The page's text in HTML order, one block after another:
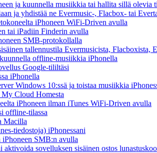
ja kuunnella musiikkia tai hallita sillä olevia
ja yhdistää ne Evermusic-, Flacbox- tai
iPhoneen WiFi-Driven avulla
tai iPadiin Finderin avulla
SMB-protokollalla
tallennustila Evermusicista, Flacboxista,
offline-musiikkia iPhonella
Google-tililtäsi
iPhonella
Windows 10:ssä ja toistaa musiikkia
Cloud Homesta
iPhoneen ilman iTunes WiFi-Driven avulla
offline-tilassa
Macilla
tiedostoja) iPhonessani
iPhoneen SMB:n avulla
aktivoida sovelluksen sisäinen ostos